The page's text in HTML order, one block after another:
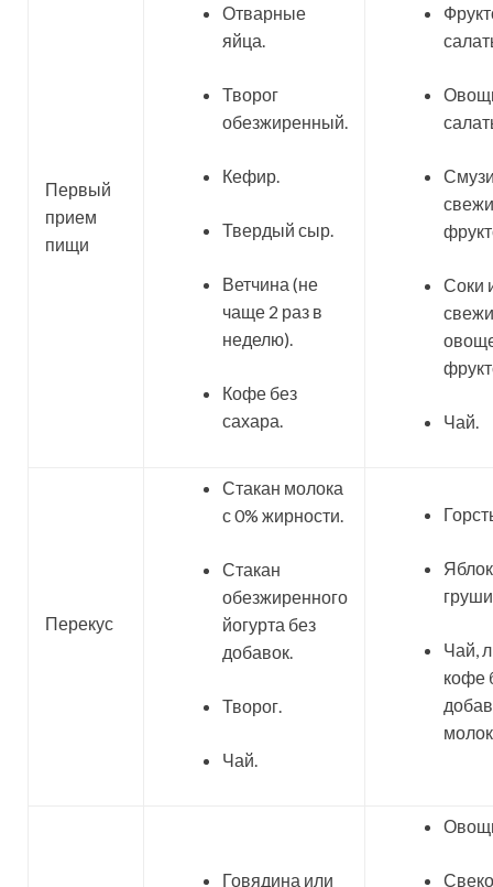
Первый
прием
пищи
Отварные
яйца.
Творог
обезжиренный.
Кефир.
Твердый сыр.
Ветчина (не
чаще 2 раз в
неделю).
Кофе без
сахара.
Соки
Чай.
Перекус
Стакан молока
с 0% жирности.
Стакан
обезжиренного
йогурта без
добавок.
Творог.
Чай.
Чай,
кофе
Говядина или